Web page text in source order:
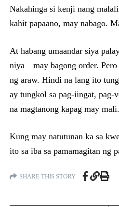
Nakahinga si kenji nang
kahit papaano, may nabago.
At habang umaandar siya
niya—may bagong order.
ng araw. Hindi na lang ito
ay tungkol sa pag-iingat, pag-
na magtanong kapag may mali.
Kung may natutunan ka sa
ito sa iba sa pamamagitan ng
SHARE THIS STORY